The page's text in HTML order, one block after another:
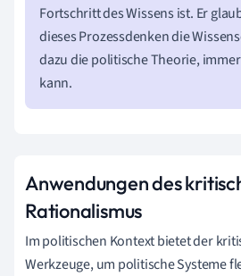
Fortschritt des Wissens ist. Er
dieses Prozessdenken die
dazu die politische Theorie,
kann.
Anwendungen des
Rationalismus
Im politischen Kontext bietet der
Werkzeuge, um politische Systeme